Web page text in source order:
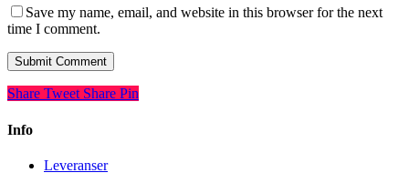
Save my name, email, and website in this browser for the next
time I comment.
Share Tweet Share Pin
Info
Leveranser